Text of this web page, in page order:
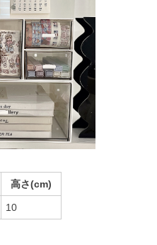
高さ(cm)
10